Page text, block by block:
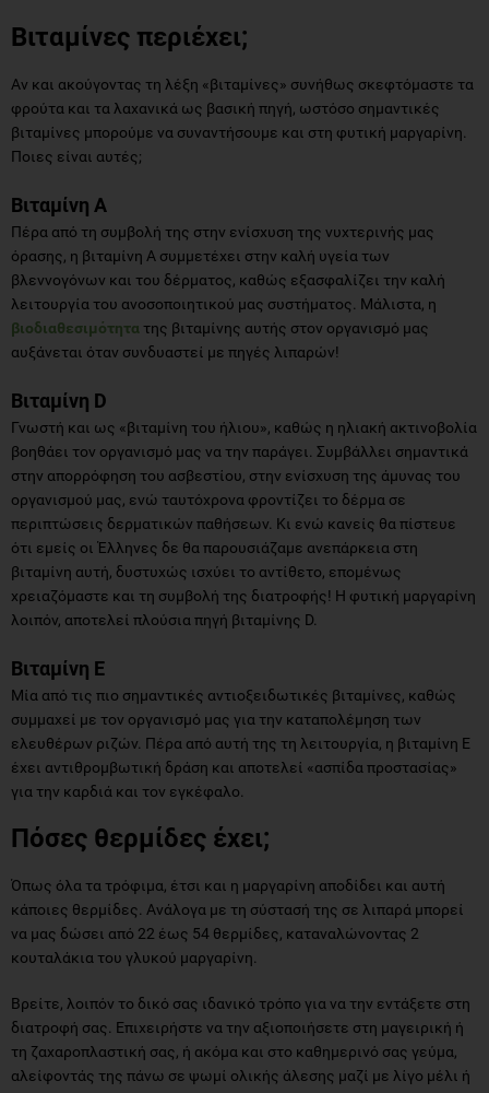
Βιταμίνες περιέχει;
Αν και ακούγοντας τη λέξη «βιταμίνες» συνήθως σκεφτόμαστε τα
φρούτα και τα λαχανικά ως βασική πηγή, ωστόσο σημαντικές
βιταμίνες μπορούμε να συναντήσουμε και στη φυτική μαργαρίνη.
Ποιες είναι αυτές;
Βιταμίνη Α
Πέρα από τη συμβολή της στην ενίσχυση της νυχτερινής μας
όρασης, η βιταμίνη Α συμμετέχει στην καλή υγεία των
βλεννογόνων και του δέρματος, καθώς εξασφαλίζει την καλή
λειτουργία του ανοσοποιητικού μας συστήματος. Μάλιστα, η
βιοδιαθεσιμότητα της βιταμίνης αυτής στον οργανισμό μας
αυξάνεται όταν συνδυαστεί με πηγές λιπαρών!
Βιταμίνη D
Γνωστή και ως «βιταμίνη του ήλιου», καθώς η ηλιακή ακτινοβολία
βοηθάει τον οργανισμό μας να την παράγει. Συμβάλλει σημαντικά
στην απορρόφηση του ασβεστίου, στην ενίσχυση της άμυνας του
οργανισμού μας, ενώ ταυτόχρονα φροντίζει το δέρμα σε
περιπτώσεις δερματικών παθήσεων. Κι ενώ κανείς θα πίστευε
ότι εμείς οι Έλληνες δε θα παρουσιάζαμε ανεπάρκεια στη
βιταμίνη αυτή, δυστυχώς ισχύει το αντίθετο, επομένως
χρειαζόμαστε και τη συμβολή της διατροφής! Η φυτική μαργαρίνη
λοιπόν, αποτελεί πλούσια πηγή βιταμίνης D.
Βιταμίνη Ε
Μία από τις πιο σημαντικές αντιοξειδωτικές βιταμίνες, καθώς
συμμαχεί με τον οργανισμό μας για την καταπολέμηση των
ελευθέρων ριζών. Πέρα από αυτή της τη λειτουργία, η βιταμίνη Ε
έχει αντιθρομβωτική δράση και αποτελεί «ασπίδα προστασίας»
για την καρδιά και τον εγκέφαλο.
Πόσες θερμίδες έχει;
Όπως όλα τα τρόφιμα, έτσι και η μαργαρίνη αποδίδει και αυτή
κάποιες θερμίδες. Ανάλογα με τη σύστασή της σε λιπαρά μπορεί
να μας δώσει από 22 έως 54 θερμίδες, καταναλώνοντας 2
κουταλάκια του γλυκού μαργαρίνη.
Βρείτε, λοιπόν το δικό σας ιδανικό τρόπο για να την εντάξετε στη
διατροφή σας. Επιχειρήστε να την αξιοποιήσετε στη μαγειρική ή
τη ζαχαροπλαστική σας, ή ακόμα και στο καθημερινό σας γεύμα,
αλείφοντάς της πάνω σε ψωμί ολικής άλεσης μαζί με λίγο μέλι ή